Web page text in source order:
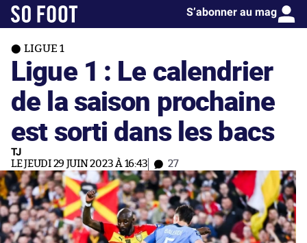
S’abonner au mag
LIGUE 1
Ligue 1 : Le calendrier
de la saison prochaine
est sorti dans les bacs
TJ
LE JEUDI 29 JUIN 2023 À 16:43 27